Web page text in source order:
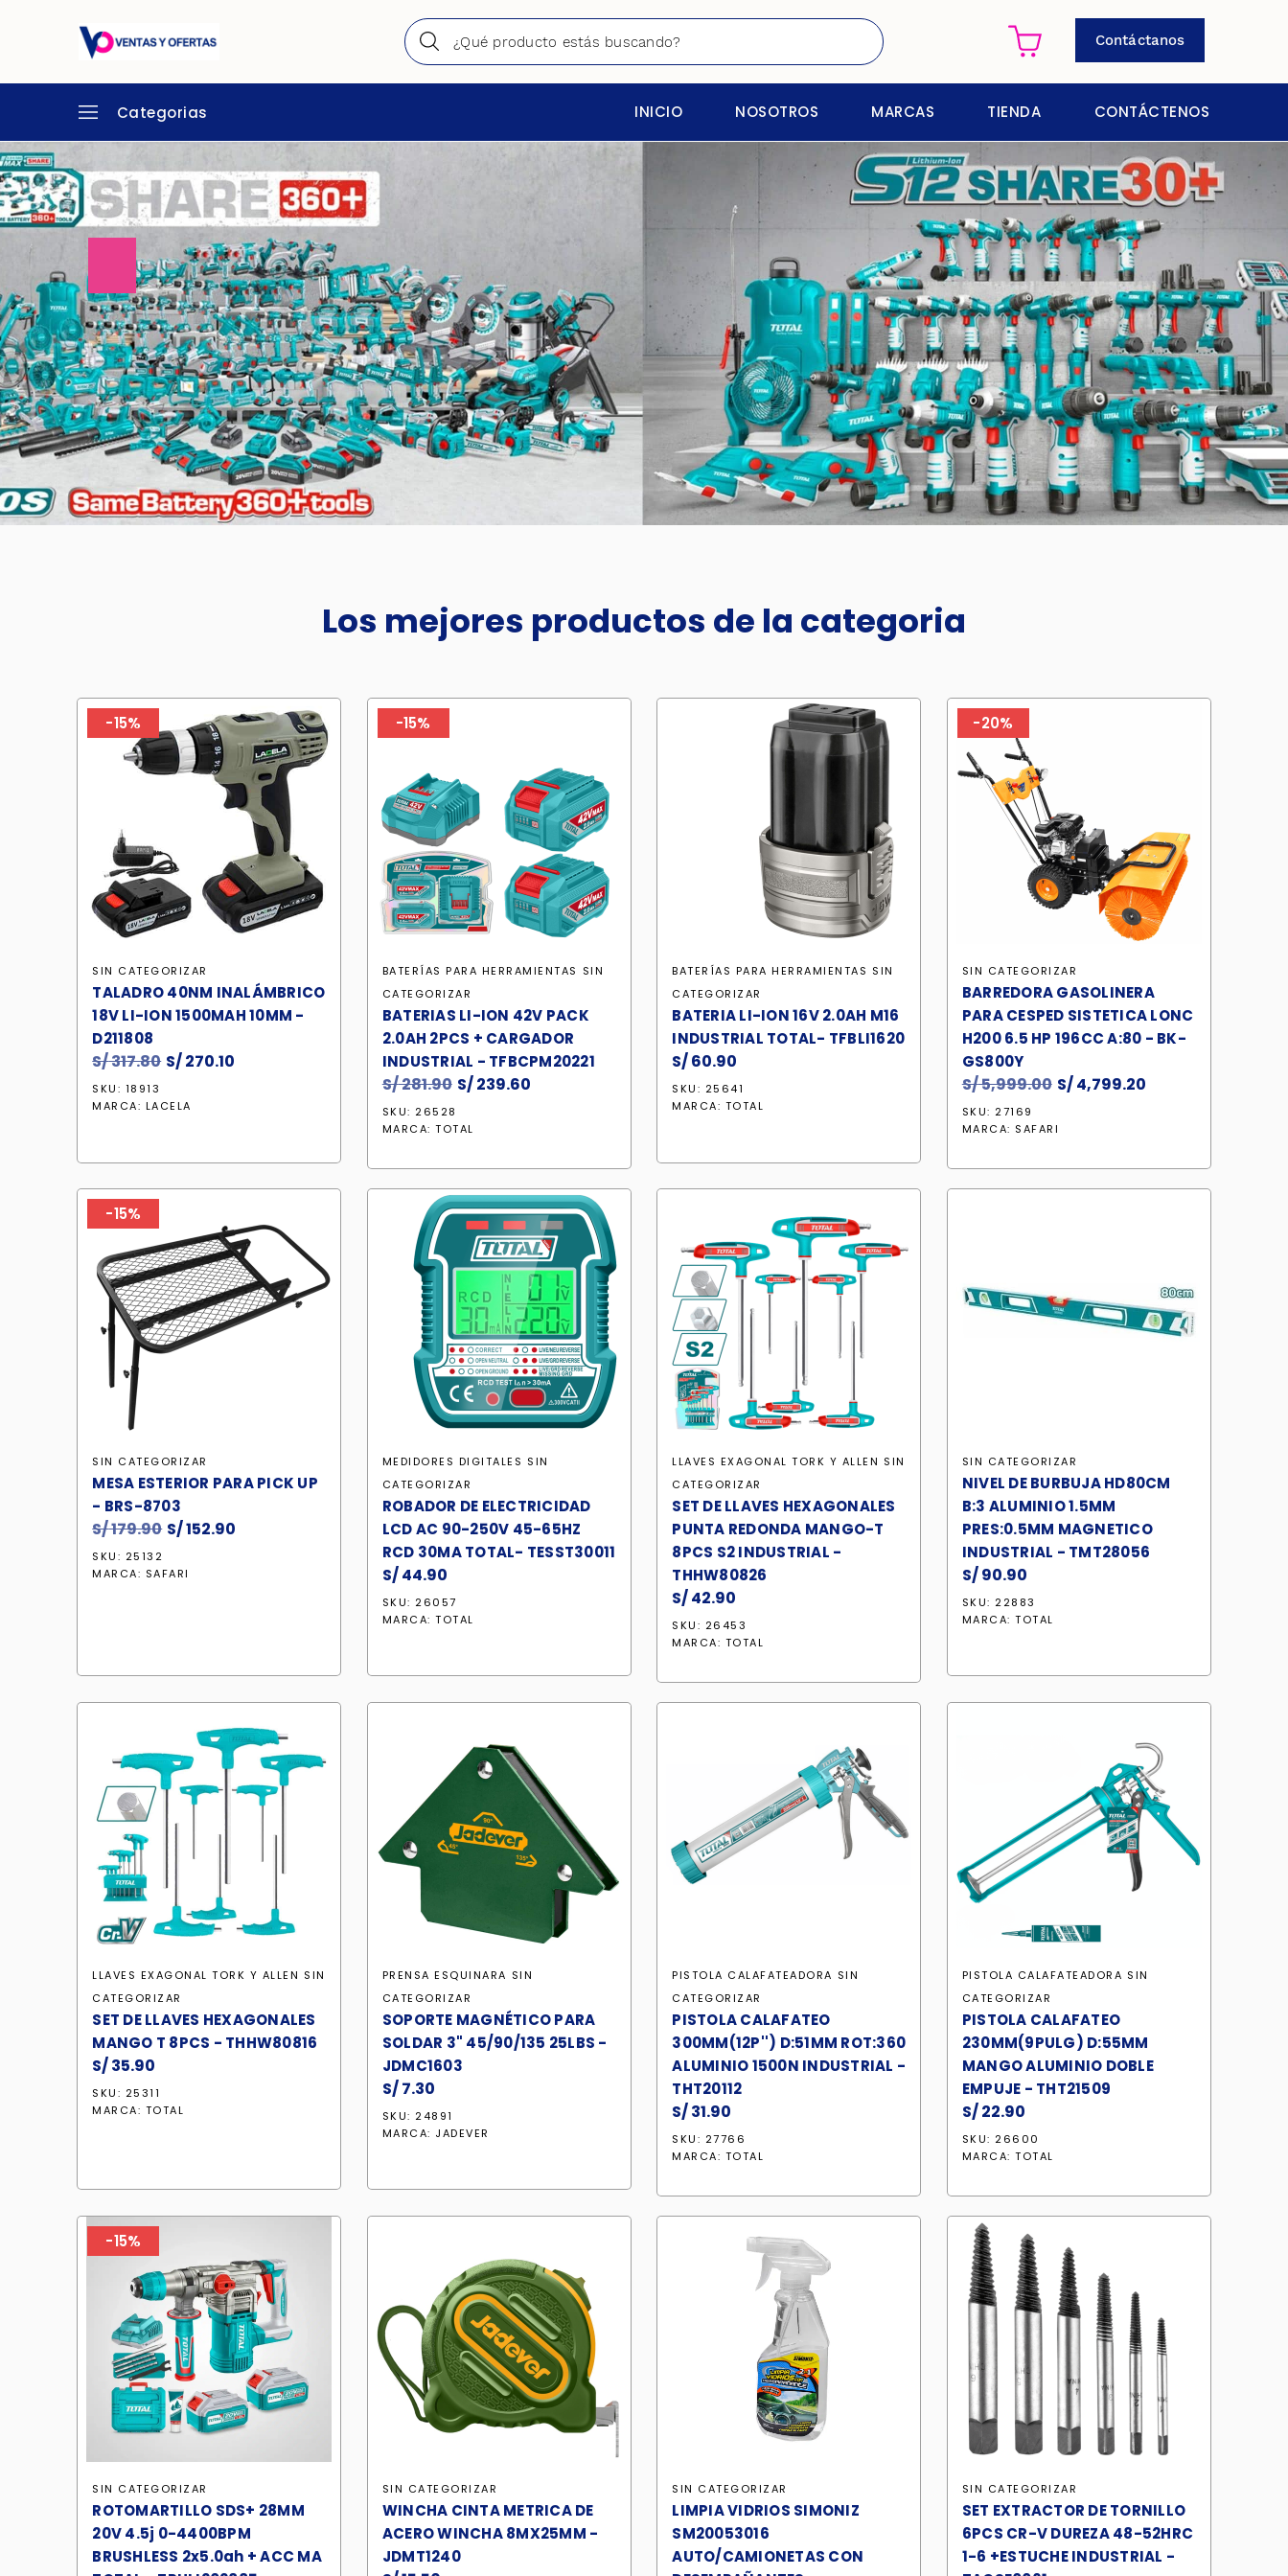
Contáctanos
Categorias INICIO NOSOTROS MARCAS TIENDA CONTÁCTENOS
Los mejores productos de la categoria
-15%
SIN CATEGORIZAR
TALADRO 40NM INALÁMBRICO
18V LI-ION 1500MAH 10MM -
D211808
S/317.80 El
original
S/270.10
SKU: 18913
MARCA: LACELA
-15%
BATERÍAS PARA HERRAMIENTAS SIN
CATEGORIZAR
BATERIAS LI-ION 42V PACK
2.0AH 2PCS + CARGADOR
INDUSTRIAL - TFBCPM20221
S/281.90 El
original
S/ 281.90.
S/239.60
S/ 239.60.
SKU: 26528
MARCA:TOTAL
BATERÍAS PARA HERRAMIENTAS SIN
CATEGORIZAR
BATERIA LI-ION 16V 2.0AH M16
INDUSTRIAL TOTAL- TFBLI1620
S/60.90
SKU: 25641
MARCA: TOTAL
-20%
SIN CATEGORIZAR
BARREDORA GASOLINERA
PARA CESPED SISTETICA LONC
H200 6.5 HP 196CC A:80 - BK-
GS800Y
S/5,999.00 El
original
S/ 5,999.00.
S/4,799.20
S/ 4,799.20.
SKU: 27169
MARCA: SAFARI
-15%
SIN CATEGORIZAR
MESA ESTERIOR PARA PICK UP
- BRS-8703
S/179.90 El
original
S/152.90
SKU: 25132
MARCA: SAFARI
MEDIDORES DIGITALES SIN
CATEGORIZAR
ROBADOR DE ELECTRICIDAD
LCD AC 90-250V 45-65HZ
RCD 30MA TOTAL- TESST30011
S/44.90
SKU: 26057
MARCA:TOTAL
LLAVES EXAGONAL TORK Y ALLEN SIN
CATEGORIZAR
SET DE LLAVES HEXAGONALES
PUNTA REDONDA MANGO-T
8PCS S2 INDUSTRIAL -
THHW80826
S/42.90
SKU: 26453
MARCA: TOTAL
SIN CATEGORIZAR
NIVEL DE BURBUJA HD80CM
B:3 ALUMINIO 1.5MM
PRES:0.5MM MAGNETICO
INDUSTRIAL - TMT28056
S/90.90
SKU: 22883
MARCA:TOTAL
LLAVES EXAGONAL TORK Y ALLEN SIN
CATEGORIZAR
SET DE LLAVES HEXAGONALES
MANGO T 8PCS - THHW80816
S/35.90
SKU: 25311
MARCA: TOTAL
PRENSA ESQUINARA SIN
CATEGORIZAR
SOPORTE MAGNÉTICO PARA
SOLDAR 3" 45/90/135 25LBS -
JDMC1603
S/7.30
SKU: 24891
MARCA: JADEVER
PISTOLA CALAFATEADORA SIN
CATEGORIZAR
PISTOLA CALAFATEO
300MM(12P'') D:51MM ROT:360
ALUMINIO 1500N INDUSTRIAL -
THT20112
S/31.90
SKU: 27766
MARCA: TOTAL
PISTOLA CALAFATEADORA SIN
CATEGORIZAR
PISTOLA CALAFATEO
230MM(9PULG) D:55MM
MANGO ALUMINIO DOBLE
EMPUJE - THT21509
S/22.90
SKU: 26600
MARCA:TOTAL
-15%
SIN CATEGORIZAR
ROTOMARTILLO SDS+ 28MM
20V 4.5j 0-4400BPM
BRUSHLESS 2x5.0ah + ACC MA
SIN CATEGORIZAR
WINCHA CINTA METRICA DE
ACERO WINCHA 8MX25MM -
JDMT1240
SIN CATEGORIZAR
LIMPIA VIDRIOS SIMONIZ
SM20053016
AUTO/CAMIONETAS CON
SIN CATEGORIZAR
SET EXTRACTOR DE TORNILLO
6PCS CR-V DUREZA 48-52HRC
1-6 +ESTUCHE INDUSTRIAL -